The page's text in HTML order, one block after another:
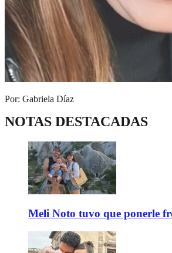
Por: Gabriela Díaz
NOTAS DESTACADAS
Meli Noto tuvo que ponerle